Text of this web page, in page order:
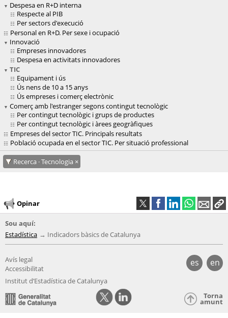
Despesa en R+D interna
Respecte al PIB
Per sectors d'execució
Personal en R+D. Per sexe i ocupació
Innovació
Empreses innovadores
Despesa en activitats innovadores
TIC
Equipament i ús
Ús nens de 10 a 15 anys
Ús empreses i comerç electrònic
Comerç amb l'estranger segons contingut tecnològic
Per contingut tecnològic i grups de productes
Per contingut tecnològic i àrees geogràfiques
Empreses del sector TIC. Principals resultats
Població ocupada en el sector TIC. Per situació professional
Recerca · Tecnologia
Opinar
Sou aquí:
Estadística
Indicadors bàsics de Catalunya
es en
Avís legal
Accessibilitat
Institut d’Estadística de Catalunya
Torna
amunt